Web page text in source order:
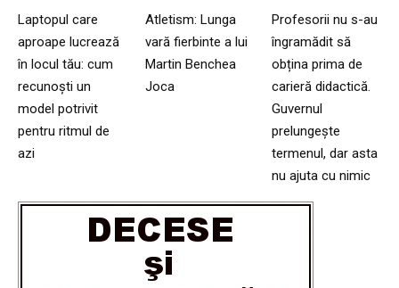
Laptopul care
aproape lucrează
în locul tău: cum
recunoști un
model potrivit
pentru ritmul de
azi
Atletism: Lunga
vară fierbinte a lui
Martin Benchea
Joca
Profesorii nu s-au
îngramădit să
obțina prima de
carieră didactică.
Guvernul
prelungește
termenul, dar asta
nu ajuta cu nimic